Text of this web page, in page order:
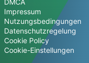
DMCA
Impressum
Nutzungsbedingungen
Datenschutzregelung
Cookie Policy
Cookie-Einstellungen